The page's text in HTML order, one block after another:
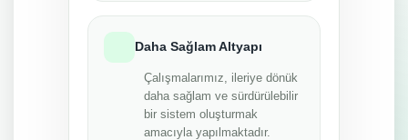
Daha Sağlam Altyapı
Çalışmalarımız, ileriye dönük
daha sağlam ve sürdürülebilir
bir sistem oluşturmak
amacıyla yapılmaktadır.